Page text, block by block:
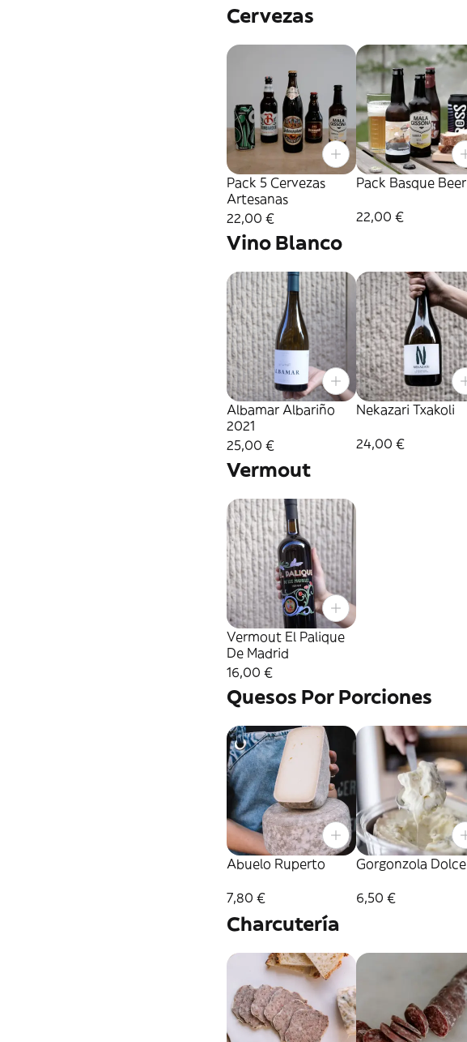
Cervezas
Pack 5 Cervezas
Artesanas
22,00 €
Pack Basque Beer
22,00 €
Vino Blanco
Albamar Albariño
2021
25,00 €
Nekazari Txakoli
24,00 €
Vermout
Vermout El Palique
De Madrid
16,00 €
Quesos Por Porciones
Abuelo Ruperto
7,80 €
Gorgonzola Dolce
6,50 €
Charcutería